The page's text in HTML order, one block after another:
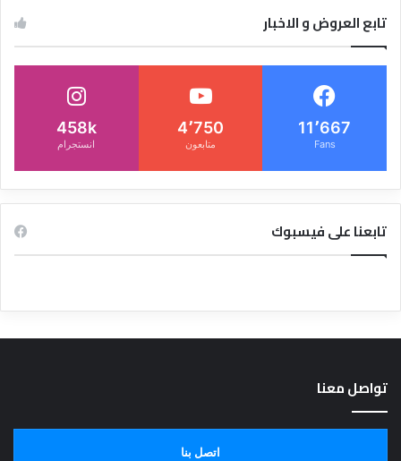
تابع العروض و الاخبار
11٬667
Fans
4٬750
متابعون
458k
انستجرام
تابعنا على فيسبوك
تواصل معنا
اتصل بنا